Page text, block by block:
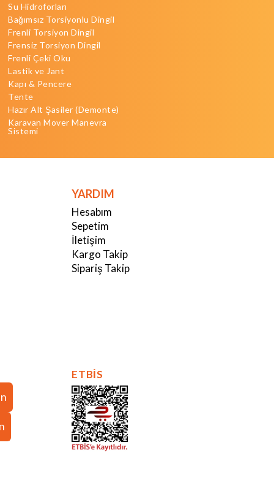
Su Hidroforları
Bağımsız Torsiyonlu Dingil
Frenli Torsiyon Dingil
Frensiz Torsiyon Dingil
Frenli Çeki Oku
Lastik ve Jant
Kapı & Pencere
Tente
Hazır Alt Şasiler (Demonte)
Karavan Mover Manevra
Sistemi
YARDIM
Hesabım
Sepetim
İletişim
Kargo Takip
Sipariş Takip
ETBİS